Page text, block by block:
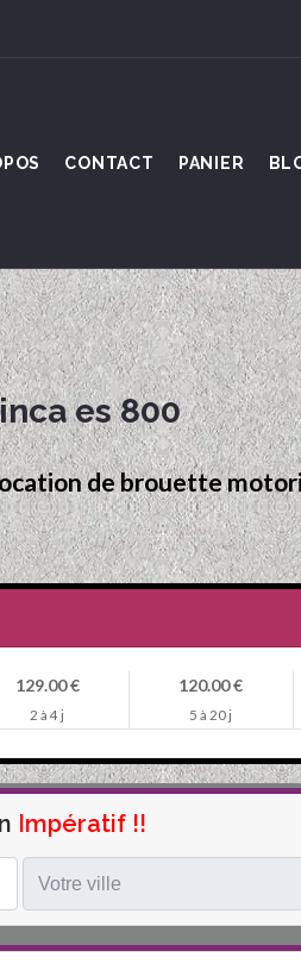
CONTACT PANIER
es 800
de brouette
129.00 €
2 à 4 j
120.00 €
5 à 20 j
Impératif !!